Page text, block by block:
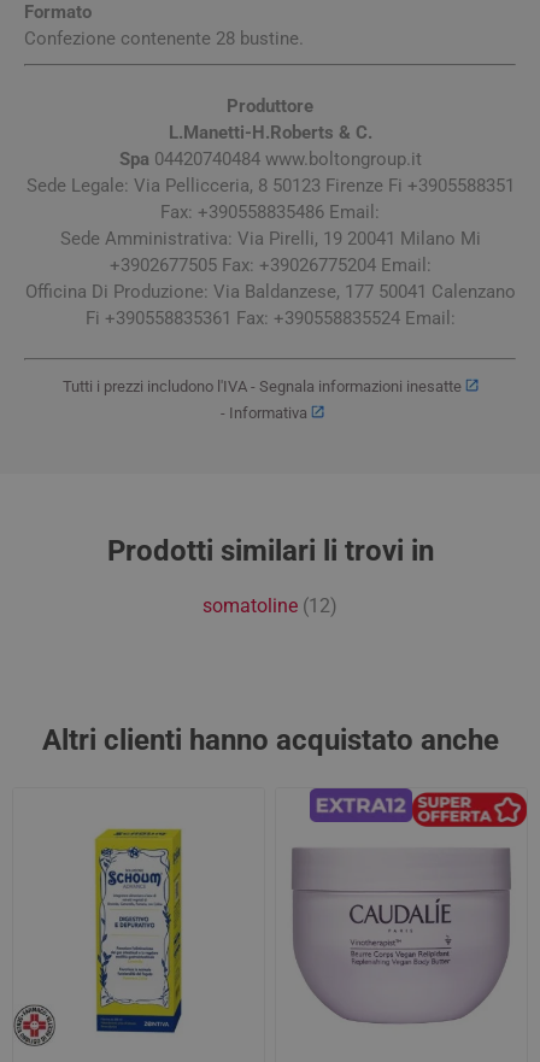
Formato
Confezione contenente 28 bustine.
Produttore
L.Manetti-H.Roberts & C.
Spa 04420740484 www.boltongroup.it
Sede Legale: Via Pellicceria, 8 50123 Firenze Fi +3905588351
Fax: +390558835486 Email:
Sede Amministrativa: Via Pirelli, 19 20041 Milano Mi
+3902677505 Fax: +39026775204 Email:
Officina Di Produzione: Via Baldanzese, 177 50041 Calenzano
Fi +390558835361 Fax: +390558835524 Email:
Tutti i prezzi includono l'IVA - Segnala informazioni inesatte
- Informativa
Prodotti similari li trovi in
somatoline (12)
Altri clienti hanno acquistato anche